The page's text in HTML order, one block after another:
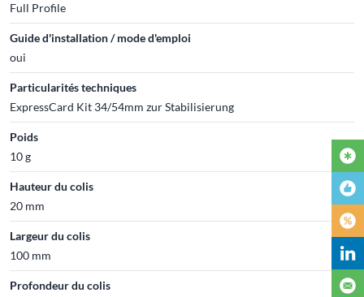
Full Profile
Guide d'installation / mode d'emploi
oui
Particularités techniques
ExpressCard Kit 34/54mm zur Stabilisierung
Poids
10 g
Hauteur du colis
20 mm
Largeur du colis
100 mm
Profondeur du colis